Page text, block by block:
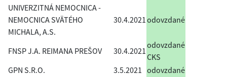
UNIVERZITNÁ NEMOCNICA -
NEMOCNICA SVÄTÉHO
MICHALA, A.S.
30.4.2021 odovzdané
FNSP J.A. REIMANA PREŠOV 30.4.2021
odovzdané
CKS
GPN S.R.O.
3.5.2021
odovzdané